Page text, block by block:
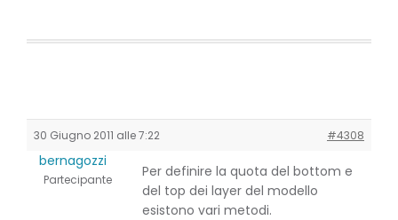
30 Giugno 2011 alle 7:22 #4308
bernagozzi
Partecipante
Per definire la quota del bottom e
del top dei layer del modello
esistono vari metodi.